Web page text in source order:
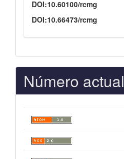
DOI:10.60100/rcmg
DOI:10.66473/rcmg
Número actual